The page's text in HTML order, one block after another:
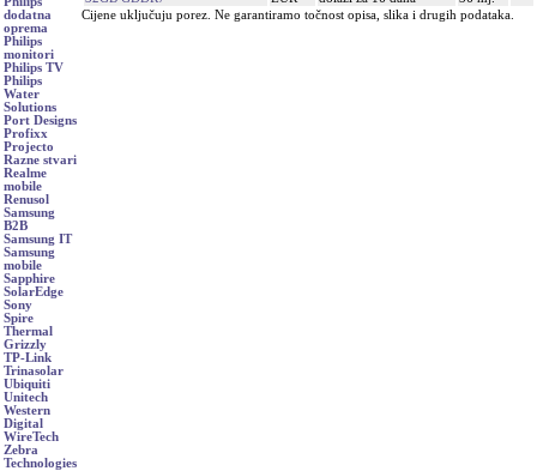
dodatna
oprema
Philips
monitori
Philips TV
Philips
Water
Solutions
Port Designs
Profixx
Projecto
Razne stvari
Realme
mobile
Renusol
Samsung
B2B
Samsung IT
Samsung
mobile
Sapphire
SolarEdge
Sony
Spire
Thermal
Grizzly
TP-Link
Trinasolar
Ubiquiti
Unitech
Western
Digital
WireTech
Zebra
Technologies
Cijene uključuju porez. Ne garantiramo točnost opisa, slika i drugih podataka.